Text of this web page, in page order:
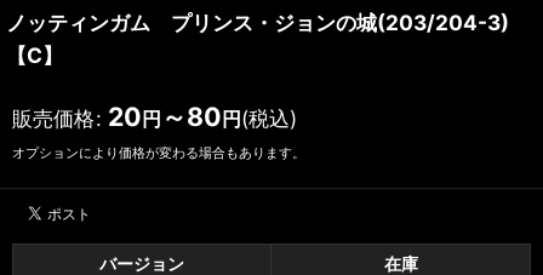
ノッティンガム プリンス・ジョンの城(203/204-3)
【C】
販売価格: 20 円 ～80 円 (税込)
オプションにより価格が変わる場合もあります。
バージョン
在庫